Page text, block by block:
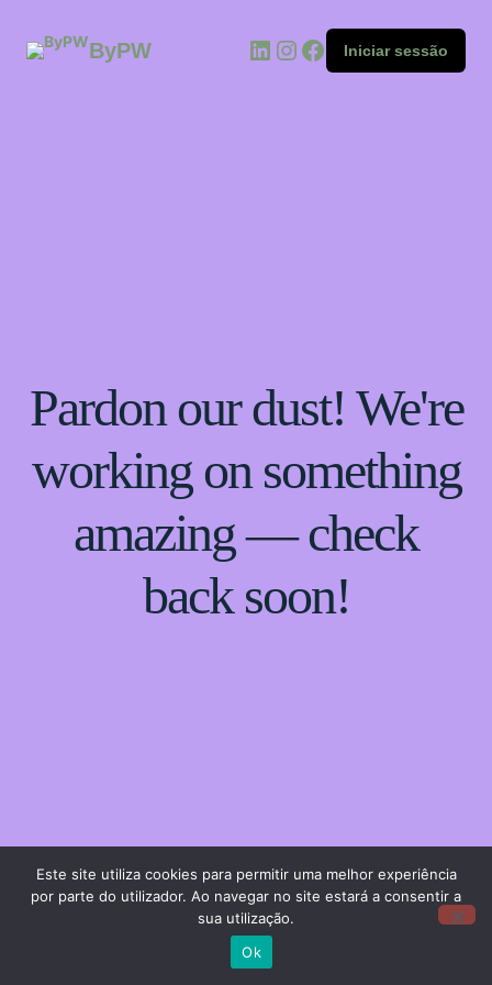
ByPW Iniciar sessão
Pardon our dust! We're
working on something
amazing — check
back soon!
Este site utiliza cookies para permitir uma melhor experiência
por parte do utilizador. Ao navegar no site estará a consentir a
sua utilização.
Ok